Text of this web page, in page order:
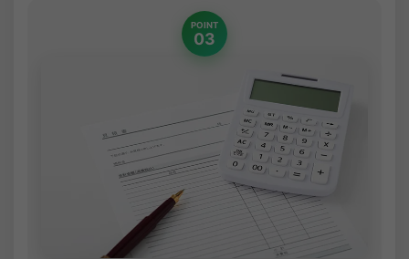
POINT
03